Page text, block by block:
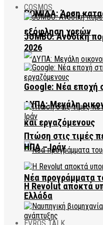
ΠΟΜΙΔΑ: Άρση
εξόφληση χρεών
ΔΥΠΑ: Μεγάλη
και εργαζόμενους
Νέα προγράμματα
Ελλάδα
EVROS TALK
COSMOS
JUMBO: Ανοδική
2026
Google: Νέα εποχή
Πτώση στις τιμές
ΗΠΑ – Ιράν
Η Revolut αποκτά